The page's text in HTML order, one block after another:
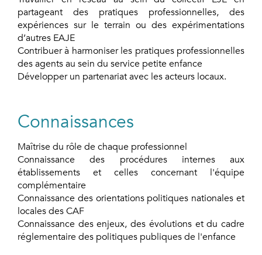
partageant des pratiques professionnelles, des
expériences sur le terrain ou des expérimentations
d’autres EAJE
Contribuer à harmoniser les pratiques professionnelles
des agents au sein du service petite enfance
Développer un partenariat avec les acteurs locaux.
Connaissances
Maîtrise du rôle de chaque professionnel
Connaissance des procédures internes aux
établissements et celles concernant l'équipe
complémentaire
Connaissance des orientations politiques nationales et
locales des CAF
Connaissance des enjeux, des évolutions et du cadre
réglementaire des politiques publiques de l'enfance